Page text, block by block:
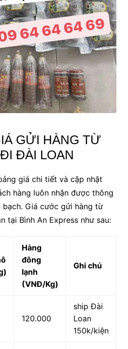
GỬI HÀNG TỪ
ĐÀI LOAN
giá chi tiết và cập nhật
hàng luôn nhận được thông
bạch. Giá cước gửi hàng từ
tại Bình An Express như sau:
Hàng
đông
lạnh
(VNĐ/Kg)
Ghi chú
120.000
ship Đài
Loan
150k/kiện